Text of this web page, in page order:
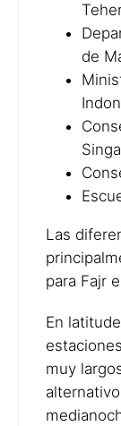
de
Las
para Fajr
En
muy